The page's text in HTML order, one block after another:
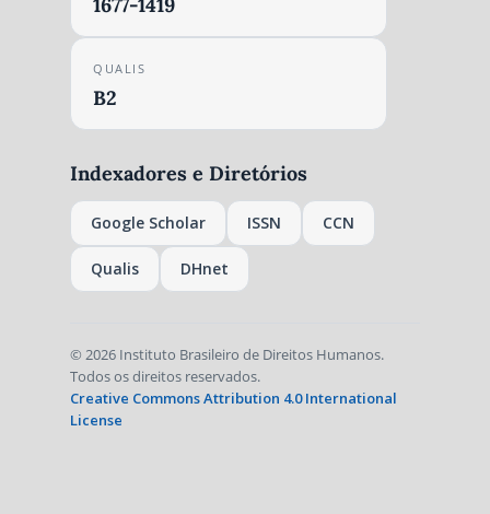
1677-1419
QUALIS
B2
Indexadores e Diretórios
Google Scholar ISSN CCN
Qualis DHnet
© 2026 Instituto Brasileiro de Direitos Humanos.
Todos os direitos reservados.
Creative Commons Attribution 4.0 International
License